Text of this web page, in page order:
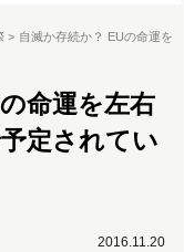
自滅か存続か？ EUの命運を
命運を左右
定されてい
2016.11.20